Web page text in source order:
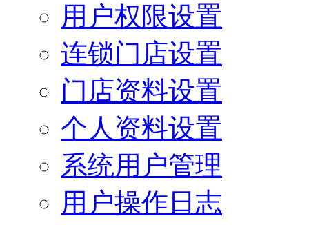
用户权限设置
连锁门店设置
门店资料设置
个人资料设置
系统用户管理
用户操作日志